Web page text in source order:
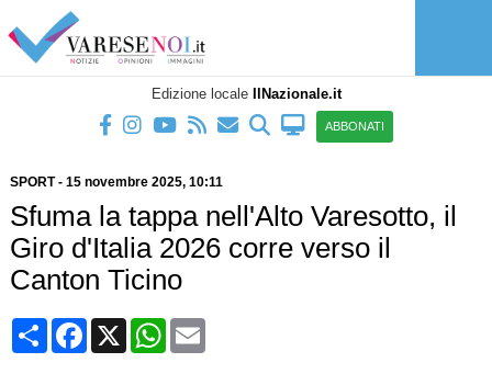
Edizione locale IlNazionale.it
ABBONATI
SPORT- 15 novembre 2025, 10:11
Sfuma la tappa nell'Alto Varesotto, il
Giro d'Italia 2026 corre verso il
Canton Ticino
CondividiFacebook
X WhatsApp
Email